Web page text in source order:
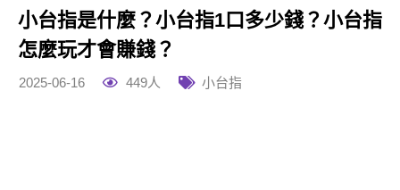
小台指是什麼？小台指1口多少錢？小台指
怎麼玩才會賺錢？
2025-06-16 449人 小台指